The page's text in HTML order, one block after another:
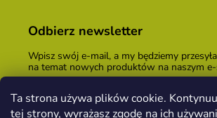
Ta strona używa plików cookie.
tej strony, wyrażasz zgodę na ich
Odbierz newsletter
Wpisz swój e-mail, a my będziemy
na temat nowych produktów na naszym